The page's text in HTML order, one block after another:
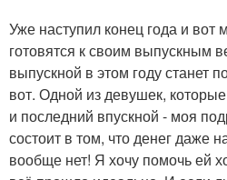
Уже наступил конец года и вот
готовятся к своим выпускным
выпускной в этом году станет
вот. Одной из девушек,
и последний впускной - моя
состоит в том, что денег даже
вообще нет! Я хочу помочь ей